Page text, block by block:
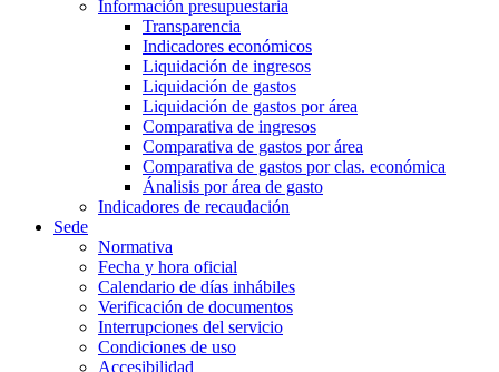
Información presupuestaria
Transparencia
Indicadores económicos
Liquidación de ingresos
Liquidación de gastos
Liquidación de gastos por área
Comparativa de ingresos
Comparativa de gastos por área
Comparativa de gastos por clas. económica
Ánalisis por área de gasto
Indicadores de recaudación
Sede
Normativa
Fecha y hora oficial
Calendario de días inhábiles
Verificación de documentos
Interrupciones del servicio
Condiciones de uso
Accesibilidad